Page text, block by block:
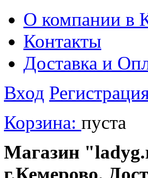
О компании в
Контакты
Доставка и
Вход
Корзина: пуста
Магазин